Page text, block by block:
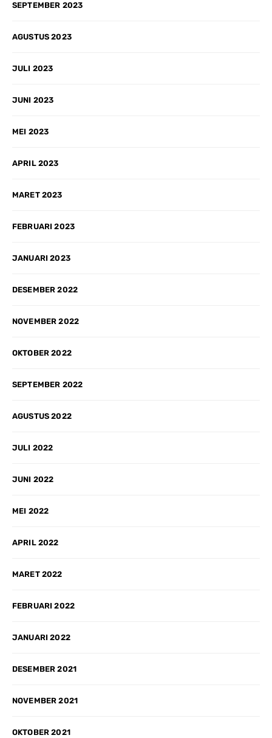
SEPTEMBER 2023
AGUSTUS 2023
JULI 2023
JUNI 2023
MEI 2023
APRIL 2023
MARET 2023
FEBRUARI 2023
JANUARI 2023
DESEMBER 2022
NOVEMBER 2022
OKTOBER 2022
SEPTEMBER 2022
AGUSTUS 2022
JULI 2022
JUNI 2022
MEI 2022
APRIL 2022
MARET 2022
FEBRUARI 2022
JANUARI 2022
DESEMBER 2021
NOVEMBER 2021
OKTOBER 2021